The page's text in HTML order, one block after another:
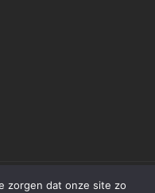
zorgen dat onze site zo